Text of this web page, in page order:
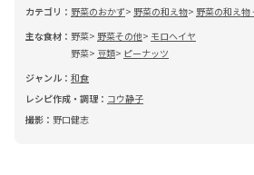
カテゴリ： 野菜のおかず 野菜の和え物
野菜の和え物
主な食材： 野菜 野菜その他
モロヘイヤ
野菜
豆類
ピーナッツ
ジャンル： 和食
レシピ作成・調理： コウ静子
撮影： 野口健志